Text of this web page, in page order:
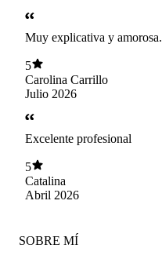
Muy explicativa y amorosa.
5
Carolina Carrillo
Julio 2026
Excelente profesional
5
Catalina
Abril 2026
SOBRE MÍ